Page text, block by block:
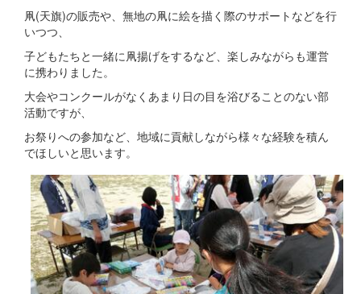
凧(天旗)の販売や、無地の凧に絵を描く際のサポートなどを行
いつつ、
子どもたちと一緒に凧揚げをするなど、楽しみながらも運営
に携わりました。
大会やコンクールがなくあまり日の目を浴びることのない部
活動ですが、
お祭りへの参加など、地域に貢献しながら様々な経験を積ん
でほしいと思います。